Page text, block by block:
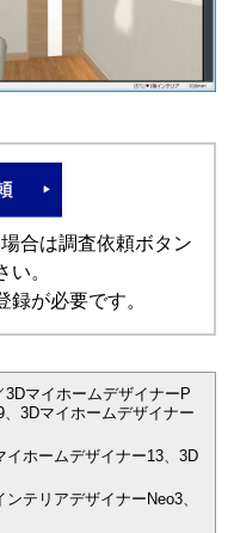
合は調査依頼ボタン
。
が必要です。
マイホームデザイナーP
3Dマイホームデザイナー
ホームデザイナー13、3D
テリアデザイナーNeo3、